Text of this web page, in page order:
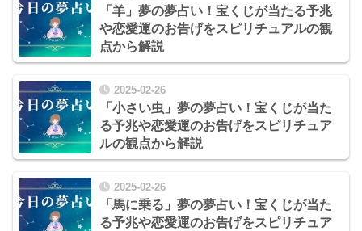
「羊」夢の夢占い！宝くじが当たる予兆
や恋愛運のお告げをスピリチュアルの観
点から解説
2025-02-26
「小さい虫」夢の夢占い！宝くじが当た
る予兆や恋愛運のお告げをスピリチュア
ルの観点から解説
2025-02-26
「馬に乗る」夢の夢占い！宝くじが当た
る予兆や恋愛運のお告げをスピリチュア